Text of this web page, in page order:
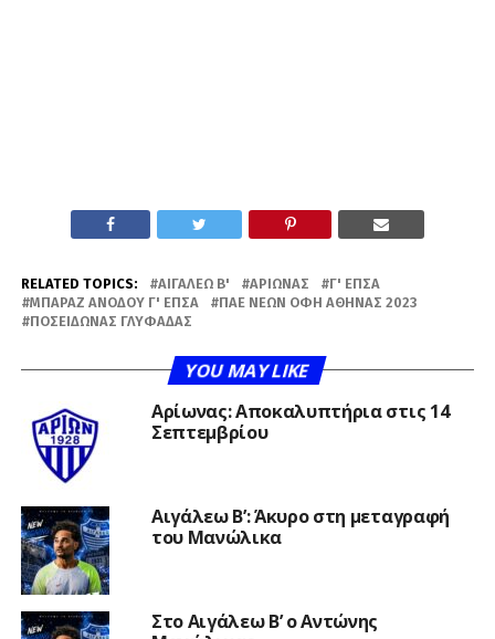
RELATED TOPICS: ΑΙΓΆΛΕΩ Β' ΑΡΊΩΝΑΣ
Γ' ΕΠΣΑ
ΜΠΑΡΆΖ ΑΝΌΔΟΥ Γ' ΕΠΣΑ
ΠΑΕ ΝΈΩΝ ΟΦΗ ΑΘΉΝΑΣ 2023
ΠΟΣΕΙΔΏΝΑΣ ΓΛΥΦΆΔΑΣ
YOU MAY LIKE
Αρίωνας: Αποκαλυπτήρια στις 14
Σεπτεμβρίου
Αιγάλεω Β’: Άκυρο στη μεταγραφή
του Μανώλικα
Στο Αιγάλεω Β’ ο Αντώνης